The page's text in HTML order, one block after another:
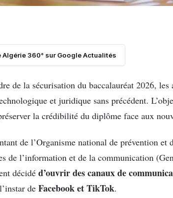
Algérie 360° sur Google Actualités
de la sécurisation du baccalauréat 2026,
et juridique sans précédent.
la crédibilité du diplôme face aux
de l’Organisme national de prévention
de l’information et de la communication
décidé d’ouvrir des canaux de
de Facebook et TikTok.